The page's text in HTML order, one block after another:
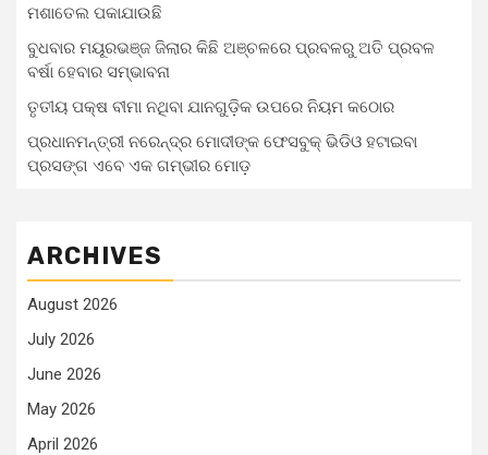
ମଶାତେଲ ପକାଯାଉଛି
ବୁଧବାର ମୟୂରଭଞ୍ଜ ଜିଲାର କିଛି ଅଞ୍ଚଳରେ ପ୍ରବଳରୁ ଅତି ପ୍ରବଳ
ବର୍ଷା ହେବାର ସମ୍ଭାବନା
ତୃତୀୟ ପକ୍ଷ ବୀମା ନଥିବା ଯାନଗୁଡ଼ିକ ଉପରେ ନିୟମ କଠୋର
ପ୍ରଧାନମନ୍ତ୍ରୀ ନରେନ୍ଦ୍ର ମୋଦୀଙ୍କ ଫେସବୁକ୍ ଭିଡିଓ ହଟାଇବା
ପ୍ରସଙ୍ଗ ଏବେ ଏକ ଗମ୍ଭୀର ମୋଡ଼
ARCHIVES
August 2026
July 2026
June 2026
May 2026
April 2026